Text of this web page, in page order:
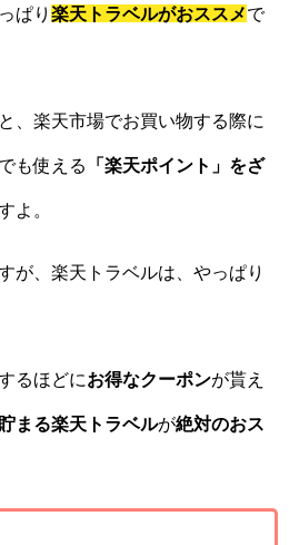
ぱり 楽天トラベルがおススメで
、楽天市場でお買い物する際に
も使える 「楽天ポイント」をざ
よ。
が、楽天トラベルは、やっぱり
るほどにお得なクーポンが貰え
まる楽天トラベルが絶対のおス